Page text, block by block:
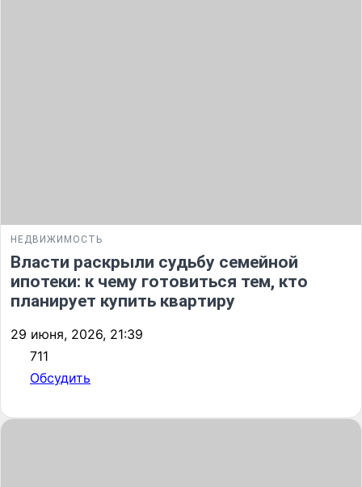
НЕДВИЖИМОСТЬ
Власти раскрыли судьбу семейной
ипотеки: к чему готовиться тем, кто
планирует купить квартиру
29 июня, 2026, 21:39
711
Обсудить